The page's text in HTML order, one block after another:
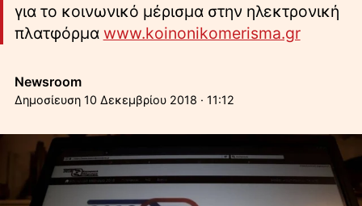
για το κοινωνικό μέρισμα στην ηλεκτρονική
πλατφόρμα www.koinonikomerisma.gr
Newsroom
10 Δεκεμβρίου 2018 · 11:12